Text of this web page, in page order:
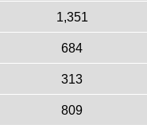
1,351
684
313
809